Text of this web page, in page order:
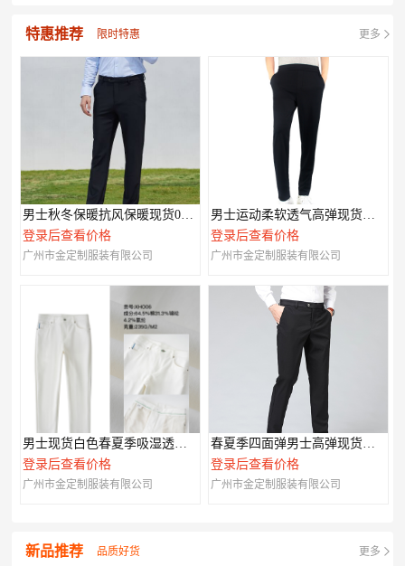
特惠推荐 限时特惠 更多
男士秋冬保暖抗风保暖现货007款
登录后查看价格
广州市金定制服装有限公司
男士运动柔软透气高弹现货休闲裤003
登录后查看价格
广州市金定制服装有限公司
男士现货白色春夏季吸湿透气现货006
登录后查看价格
广州市金定制服装有限公司
春夏季四面弹男士高弹现货休闲裤002
登录后查看价格
广州市金定制服装有限公司
新品推荐 品质好货 更多